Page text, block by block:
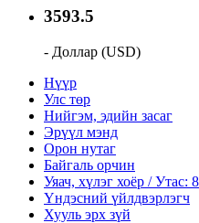
3593.5
- Доллар (USD)
Нүүр
Улс төр
Нийгэм, эдийн засаг
Эрүүл мэнд
Орон нутаг
Байгаль орчин
Уяач, хүлэг хоёр / Утас:
Үндэсний үйлдвэрлэгч
Хууль эрх зүй